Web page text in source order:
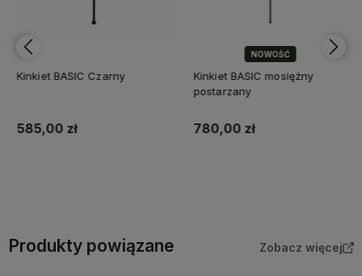
Kinkiet BASIC Czarny
585,00 zł
NOWOŚĆ
Kinkiet BASIC mosiężny
postarzany
780,00 zł
Produkty powiązane Zobacz więcej